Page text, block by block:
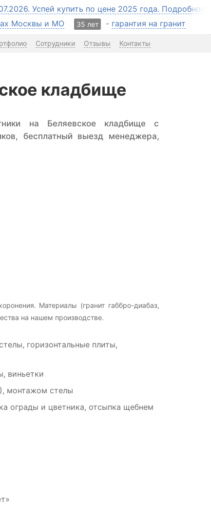
Успей купить по цене 2025 года.
Москвы и МО 35 лет - гарантия на гранит
Сотрудники Отзывы Контакты
кладбище
на Беляевское кладбище с
бесплатный выезд менеджера,
Материалы (гранит габбро-диабаз,
на нашем производстве.
горизонтальные плиты,
виньетки
монтажом стелы
ограды и цветника, отсыпка щебнем